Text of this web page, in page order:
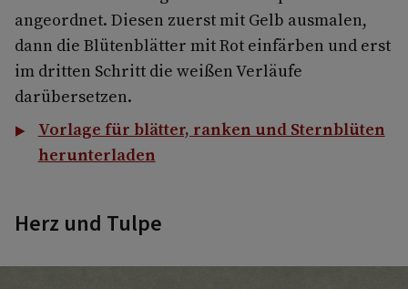
angeordnet. Diesen zuerst mit Gelb ausmalen,
dann die Blütenblätter mit Rot einfärben und erst
im dritten Schritt die weißen Verläufe
darübersetzen.
Vorlage für blätter, ranken und Sternblüten
herunterladen
Herz und Tulpe